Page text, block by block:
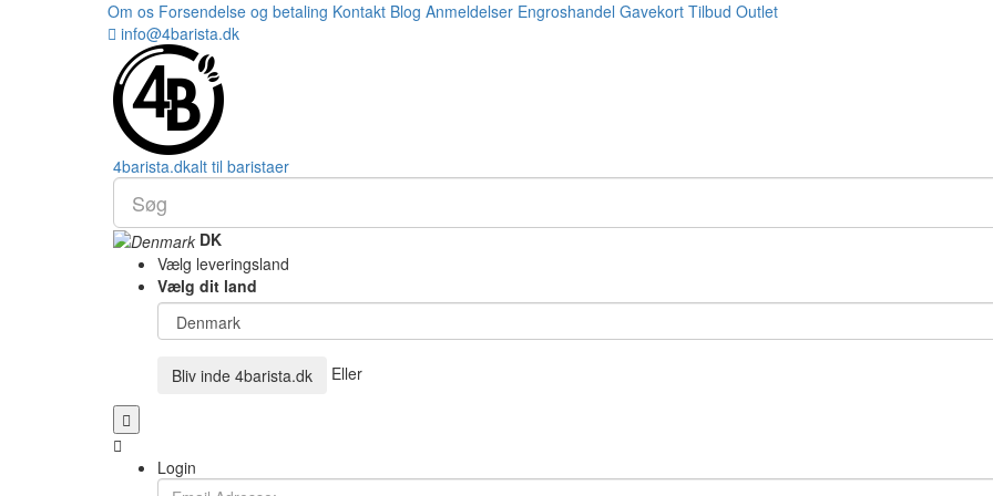
Om os Forsendelse og betaling Kontakt Blog Anmeldelser Engroshandel Gavekort Tilbud Outlet
info@4barista.dk
4barista.dkalt til baristaer
DK
Vælg leveringsland
Vælg dit land
Bliv inde 4barista.dk Eller
Login